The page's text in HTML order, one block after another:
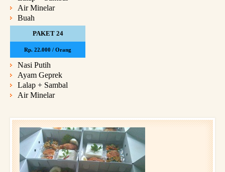
Air Minelar
Buah
PAKET 24
Rp. 22.000 / Orang
Nasi Putih
Ayam Geprek
Lalap + Sambal
Air Minelar